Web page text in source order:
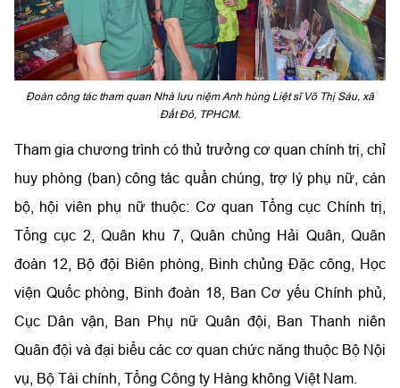
Đoàn công tác tham quan Nhà lưu niệm Anh hùng Liệt sĩ Võ Thị Sáu, xã
Đất Đỏ, TPHCM.
Tham gia chương trình có thủ trưởng cơ quan chính trị, chỉ
huy phòng (ban) công tác quần chúng, trợ lý phụ nữ, cán
bộ, hội viên phụ nữ thuộc: Cơ quan Tổng cục Chính trị,
Tổng cục 2, Quân khu 7, Quân chủng Hải Quân, Quân
đoàn 12, Bộ đội Biên phòng, Binh chủng Đặc công, Học
viện Quốc phòng, Binh đoàn 18, Ban Cơ yếu Chính phủ,
Cục Dân vận, Ban Phụ nữ Quân đội, Ban Thanh niên
Quân đội và đại biểu các cơ quan chức năng thuộc Bộ Nội
vụ, Bộ Tài chính, Tổng Công ty Hàng không Việt Nam.